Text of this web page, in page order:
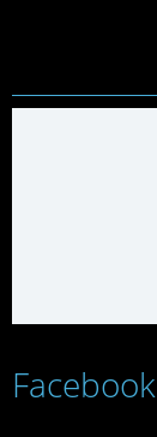
Facebook